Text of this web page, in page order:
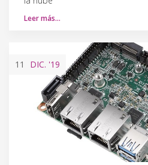
Leer más…
11 DIC. '19